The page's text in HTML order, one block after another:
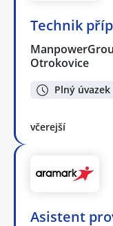
Technik
Otrokovice
Plný úvazek
včerejší
Asistent